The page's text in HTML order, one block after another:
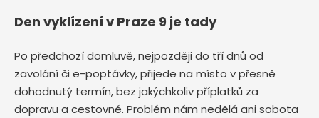
Den vyklízení v Praze 9 je tady
Po předchozí domluvě, nejpozději do tří dnů od
zavolání či e-poptávky, přijede na místo v přesně
dohodnutý termín, bez jakýchkoliv příplatků za
dopravu a cestovné. Problém nám nedělá ani sobota